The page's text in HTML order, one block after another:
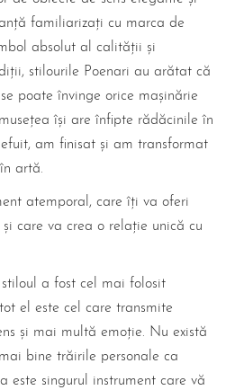
familiarizați cu marca de
absolut al calității și
stilourile Poenari au arătat că
poate învinge orice mașinărie
își are înfipte rădăcinile în
am finisat și am transformat
artă.
atemporal, care îți va oferi
care va crea o relație unică cu
a fost cel mai folosit
el este cel care transmite
și mai multă emoție. Nu există
bine trăirile personale ca
este singurul instrument care vă